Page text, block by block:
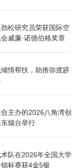
松研究员荣获国际空
威廉·诺德伯格奖章
情帮扶，助推弥渡跻
主办的2026八角湾创
烟台举行
队在2026年全国大学
标赛获4金5银